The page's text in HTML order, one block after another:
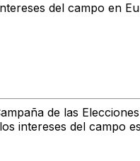
del campo en
de las
intereses del campo